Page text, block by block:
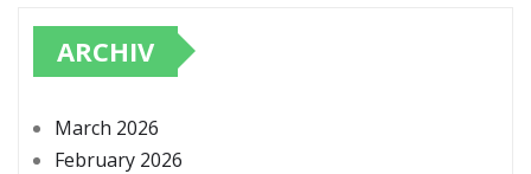
ARCHIV
March 2026
February 2026